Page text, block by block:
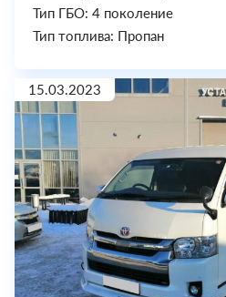
Тип ГБО: 4 поколение
Тип топлива: Пропан
15.03.2023